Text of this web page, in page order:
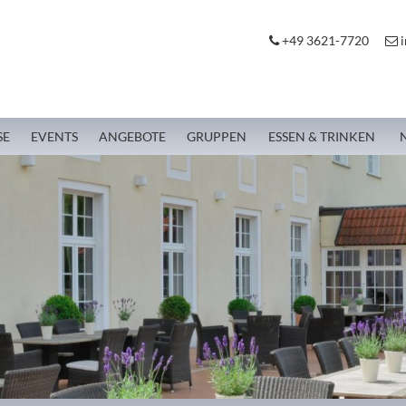
+49 3621-7720
EVENTS ANGEBOTE GRUPPEN ESSEN & TRINKEN